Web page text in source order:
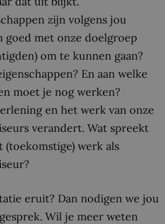
zijn volgens jou
goed met onze doelgroep
om te kunnen gaan?
En aan welke
moet je nog werken?
en het werk van onze
verandert. Wat spreekt
(toekomstige) werk als
eruit? Dan nodigen we jou
Wil je meer weten